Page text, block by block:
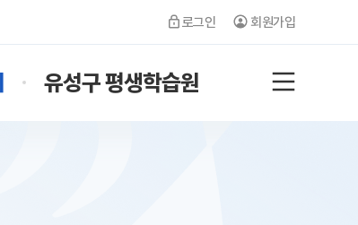
로그인 회원가입
전체메뉴
유성구 평생학습원